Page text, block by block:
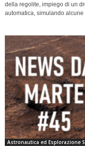
della regolite, impiego di un
automatica, simulando
Astronautica ed Esplorazione